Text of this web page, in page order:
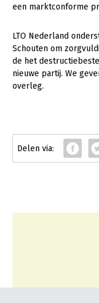
Paddenstoelen
Webinars
Over LTO
LTO Nederland
Mensen
Contact
een marktconforme
LTO Nederland
Schouten om
de het
nieuwe partij. We
overleg.